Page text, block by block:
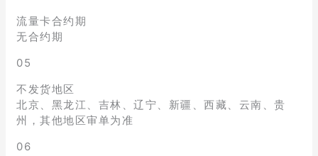
流量卡合约期
无合约期
05
不发货地区
北京、黑龙江、吉林、辽宁、新疆、西藏、云南、贵
州，其他地区审单为准
06